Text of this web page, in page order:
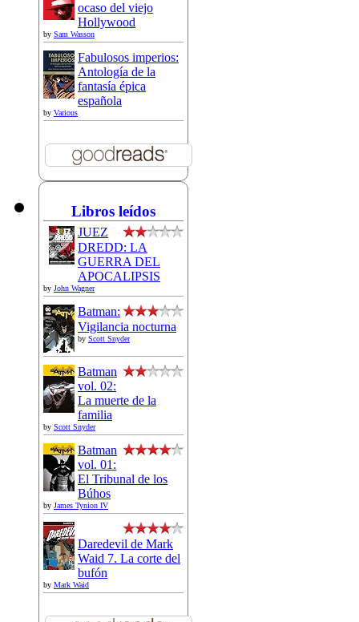
ocaso del viejo
Hollywood
by Sam Wasson
Fabulosos imperios:
Antología de la
fantasía épica
española
by Various
Libros leídos
JUEZ
DREDD: LA
GUERRA DEL
APOCALIPSIS
by John Wagner
Batman:
Vigilancia nocturna
by Scott Snyder
Batman
vol. 02:
La muerte de la
familia
by Scott Snyder
Batman
vol. 01:
El Tribunal de los
Búhos
by James Tynion IV
Daredevil de Mark
Waid 7. La corte del
bufón
by Mark Waid